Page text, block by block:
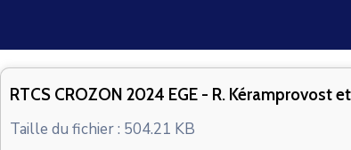
RTCS CROZON 2024 EGE - R. Kéramprovost
Taille du fichier : 504.21 KB